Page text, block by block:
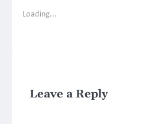
Loading...
Leave a Reply